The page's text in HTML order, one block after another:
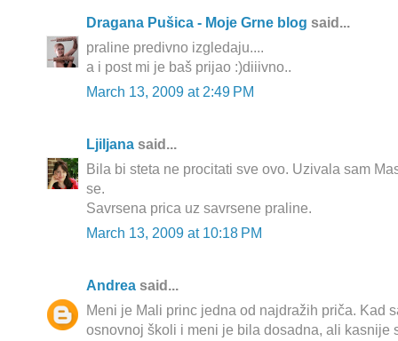
Dragana Pušica - Moje Grne blog said...
praline predivno izgledaju....
a i post mi je baš prijao :)diiivno..
March 13, 2009 at 2:49 PM
Ljiljana said...
Bila bi steta ne procitati sve ovo. Uzivala sam
se.
Savrsena prica uz savrsene praline.
March 13, 2009 at 10:18 PM
Andrea said...
Meni je Mali princ jedna od najdražih priča. Kad
osnovnoj školi i meni je bila dosadna, ali kasnije